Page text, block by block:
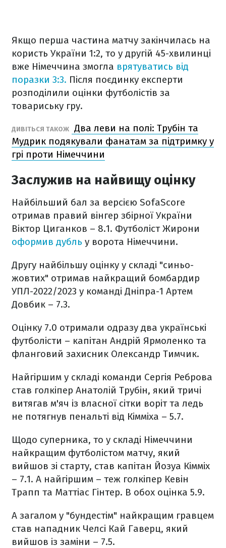
Якщо перша частина матчу закінчилась на
користь України 1:2, то у другій 45-хвилинці
вже Німеччина змогла врятуватись від
поразки 3:3. Після поєдинку експерти
розподілили оцінки футболістів за
товариську гру.
ДИВІТЬСЯ ТАКОЖ
Два леви на полі: Трубін та
Мудрик подякували фанатам за підтримку у
грі проти Німеччини
Заслужив на найвищу оцінку
Найбільший бал за версією SofaScore
отримав правий вінгер збірної України
Віктор Циганков – 8.1. Футболіст Жирони
оформив дубль у ворота Німеччини.
Другу найбільшу оцінку у складі "синьо-
жовтих" отримав найкращий бомбардир
УПЛ-2022/2023 у команді Дніпра-1 Артем
Довбик – 7.3.
Оцінку 7.0 отримали одразу два українські
футболісти – капітан Андрій Ярмоленко та
фланговий захисник Олександр Тимчик.
Найгіршим у складі команди Сергія Реброва
став голкіпер Анатолій Трубін, який тричі
витягав м'яч із власної сітки воріт та ледь
не потягнув пенальті від Кімміха – 5.7.
Щодо суперника, то у складі Німеччини
найкращим футболістом матчу, який
вийшов зі старту, став капітан Йозуа Кімміх
– 7.1. А найгіршим – теж голкіпер Кевін
Трапп та Маттіас Гінтер. В обох оцінка 5.9.
А загалом у "бундестім" найкращим гравцем
став нападник Челсі Кай Гаверц, який
вийшов із заміни – 7.5.